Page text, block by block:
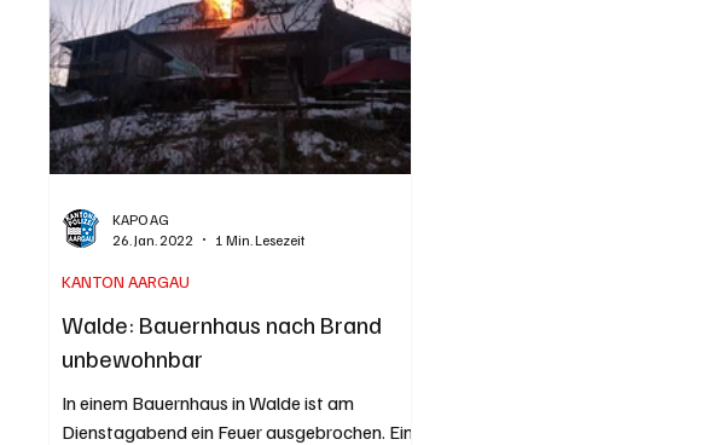
Walde: Bauernhaus nach Brand
unbewohnbar
In einem Bauernhaus in Walde ist am
Dienstagabend ein Feuer ausgebrochen. Eine
KANTON AARGAU
KAPO AG
26. Jan. 2022
1 Min. Lesezeit